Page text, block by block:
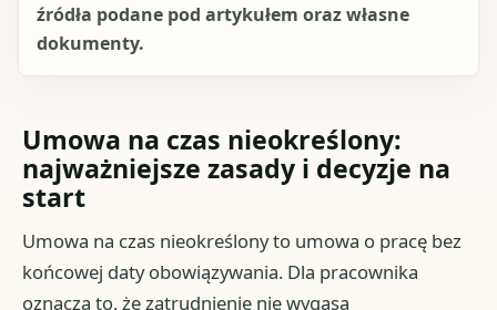
źródła podane pod artykułem oraz własne
dokumenty.
Umowa na czas nieokreślony:
najważniejsze zasady i decyzje na
start
Umowa na czas nieokreślony to umowa o pracę bez
końcowej daty obowiązywania. Dla pracownika
oznacza to, że zatrudnienie nie wygasa